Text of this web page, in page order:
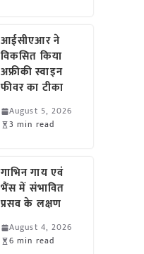
आईसीएआर ने
विकसित किया
अफ्रीकी स्वाइन
फीवर का टीका
August 5, 2026
3 min read
गाभिन गाय एवं
भैंस में संभावित
प्रसव के लक्षण
August 4, 2026
6 min read